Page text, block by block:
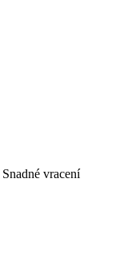
Snadné vracení